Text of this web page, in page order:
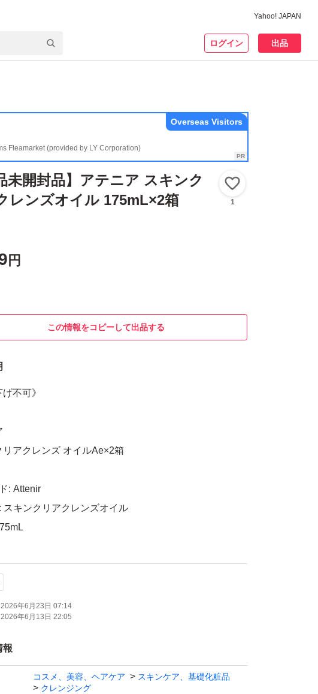
Yahoo! JAPAN
ログイン 出品
Fleamarket (provided by LY Corporation)
Overseas Visitors
未開封品】アテニア スキンク
レンズオイル 175mL×2箱
1
円
この情報をコピーして出品する
げ不可》
リアクレンズ オイルAe×2箱
: Attenir
スキンクリアクレンズオイル
アロマタイプ
がある物もございますのでご了承くださいm(_ _)m
の発送になります。
になりますのでご理解頂ける方よろしくお願い致しま
2026年6月23日 07:14
2026年6月13日 22:05
報
コスメ、美容、ヘアケア
スキンケア、基礎化粧品
クレンジング